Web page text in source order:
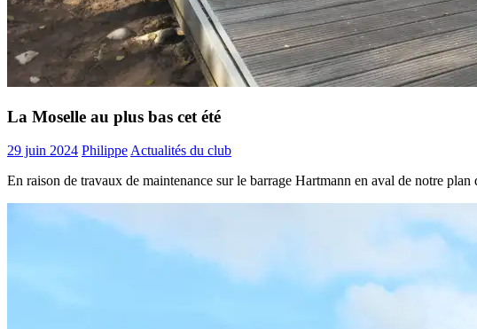
La Moselle au plus bas cet été
29 juin 2024 PhilippeActualités du club
En raison de travaux de maintenance sur le barrage Hartmann en aval de notre